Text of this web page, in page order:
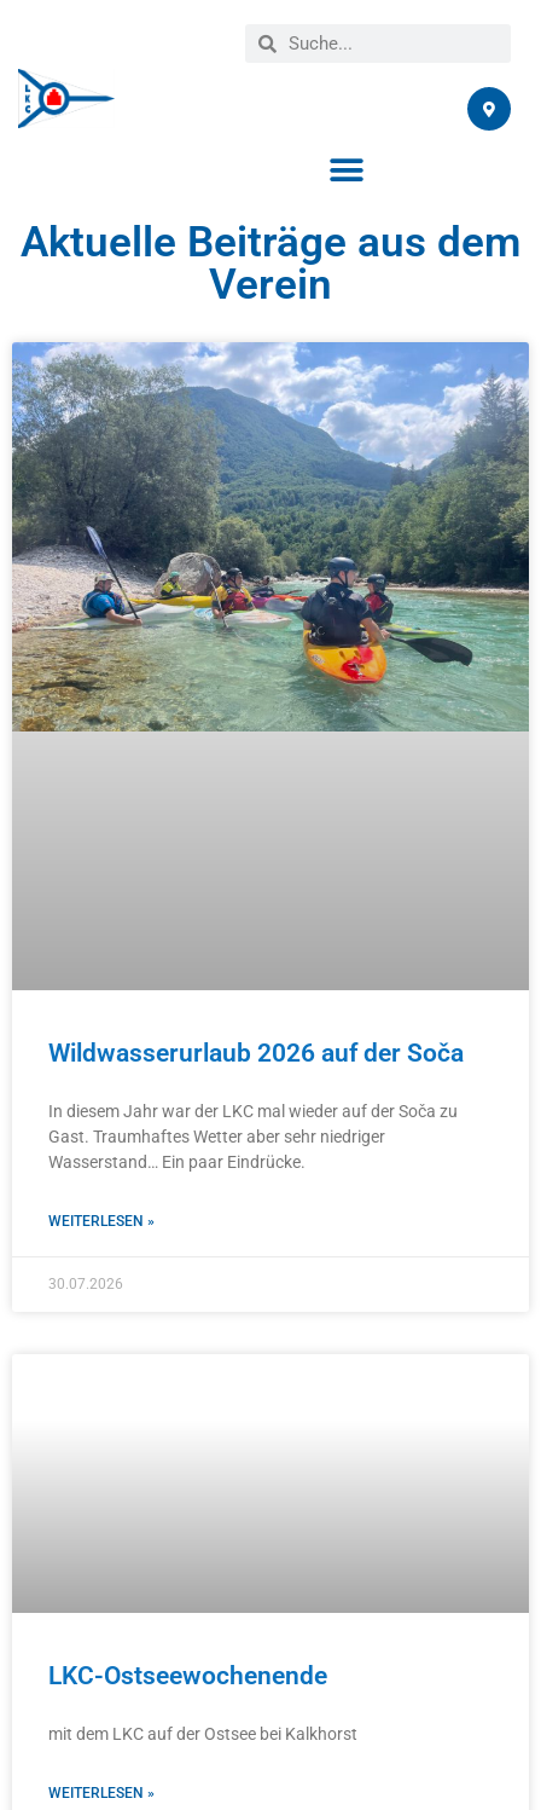
Aktuelle Beiträge aus dem
Verein
Wildwasserurlaub 2026 auf der Soča
In diesem Jahr war der LKC mal wieder auf der Soča zu
Gast. Traumhaftes Wetter aber sehr niedriger
Wasserstand… Ein paar Eindrücke.
WEITERLESEN »
30.07.2026
LKC-Ostseewochenende
mit dem LKC auf der Ostsee bei Kalkhorst
WEITERLESEN »